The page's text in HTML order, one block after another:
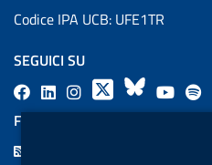
Codice IPA UCB: UFE1TR
SEGUICI SU
F
a
L
i
a
X
B
l
Y
o
l
a
FEED RSS